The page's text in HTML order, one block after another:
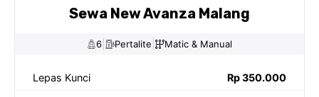
Sewa New Avanza Malang
6 Pertalite Matic & Manual
Lepas Kunci Rp 350.000